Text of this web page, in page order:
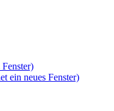
ein neues Fenster)